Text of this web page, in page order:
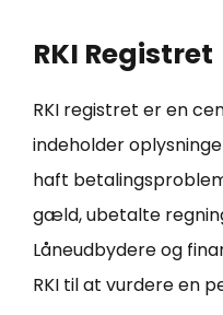
RKI Registret
RKI registret er en
indeholder
haft
gæld, ubetalte
Låneudbydere og
RKI til at vurdere en